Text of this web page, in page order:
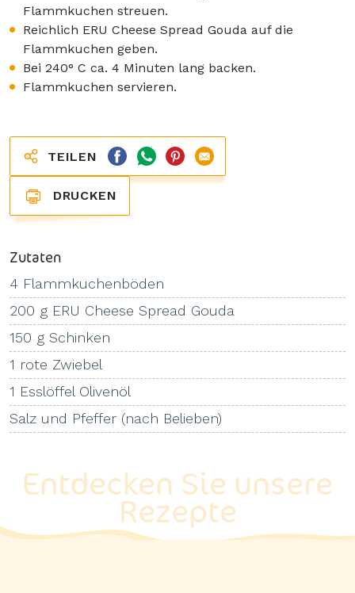
Flammkuchen streuen.
Reichlich ERU Cheese Spread Gouda auf die
Flammkuchen geben.
Bei 240° C ca. 4 Minuten lang backen.
Flammkuchen servieren.
TEILEN
DRUCKEN
Zutaten
4 Flammkuchenböden
200 g ERU Cheese Spread Gouda
150 g Schinken
1 rote Zwiebel
1 Esslöffel Olivenöl
Salz und Pfeffer (nach Belieben)
Entdecken Sie unsere
Rezepte